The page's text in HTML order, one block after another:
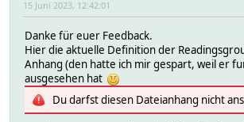
15 Juni 2023, 12:42:01
Danke für euer Feedback.
Hier die aktuelle Definition der
Anhang (den hatte ich mir gespart, weil er
ausgesehen hat
Du darfst diesen Dateianhang nicht